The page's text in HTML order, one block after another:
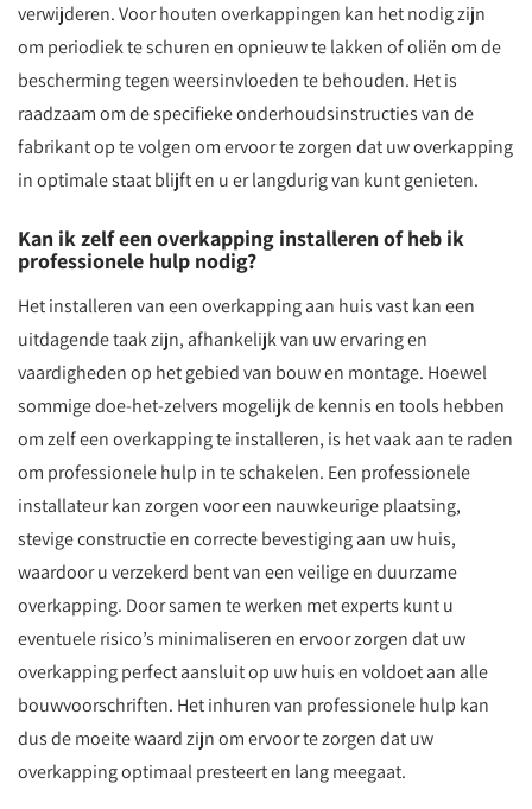
verwijderen. Voor houten overkappingen kan het nodig zijn
om periodiek te schuren en opnieuw te lakken of oliën om de
bescherming tegen weersinvloeden te behouden. Het is
raadzaam om de specifieke onderhoudsinstructies van de
fabrikant op te volgen om ervoor te zorgen dat uw overkapping
in optimale staat blijft en u er langdurig van kunt genieten.
Kan ik zelf een overkapping installeren of heb ik
professionele hulp nodig?
Het installeren van een overkapping aan huis vast kan een
uitdagende taak zijn, afhankelijk van uw ervaring en
vaardigheden op het gebied van bouw en montage. Hoewel
sommige doe-het-zelvers mogelijk de kennis en tools hebben
om zelf een overkapping te installeren, is het vaak aan te raden
om professionele hulp in te schakelen. Een professionele
installateur kan zorgen voor een nauwkeurige plaatsing,
stevige constructie en correcte bevestiging aan uw huis,
waardoor u verzekerd bent van een veilige en duurzame
overkapping. Door samen te werken met experts kunt u
eventuele risico’s minimaliseren en ervoor zorgen dat uw
overkapping perfect aansluit op uw huis en voldoet aan alle
bouwvoorschriften. Het inhuren van professionele hulp kan
dus de moeite waard zijn om ervoor te zorgen dat uw
overkapping optimaal presteert en lang meegaat.